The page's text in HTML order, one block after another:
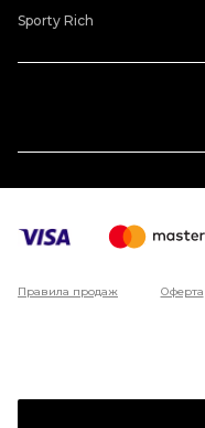
Sporty Rich
Правила продаж Оферта